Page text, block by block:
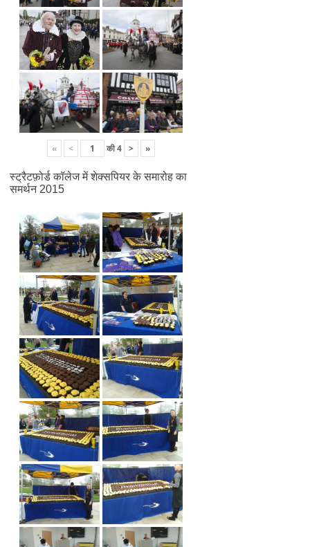
« < की4 > »
स्ट्रैटफ़ोर्ड कॉलेज में शेक्सपियर के समारोह का
समर्थन 2015